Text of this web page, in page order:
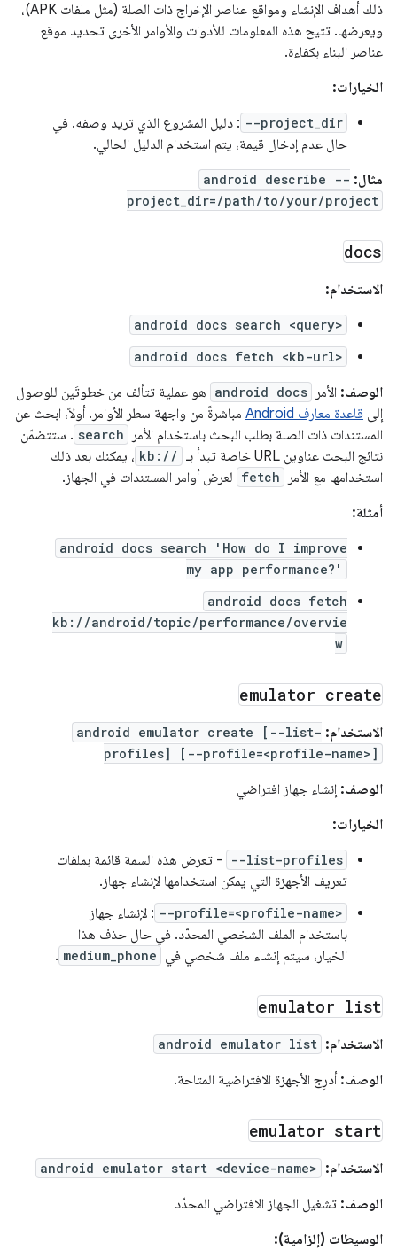
ذلك أهداف الإنشاء ومواقع عناصر الإخراج ذات الصلة (مثل ملفات APK)،
ويعرضها. تتيح هذه المعلومات للأدوات والأوامر الأخرى تحديد موقع
عناصر البناء بكفاءة.
الخيارات:
--project_dir : دليل المشروع الذي تريد وصفه. في
حال عدم إدخال قيمة، يتم استخدام الدليل الحالي.
مثال: android describe --
project_dir=/path/to/your/project
docs
الاستخدام:
android docs search <query>
android docs fetch <kb-url>
الوصف: الأمر android docs هو عملية تتألف من خطوتَين للوصول
إلى قاعدة معارف Android
مباشرةً من واجهة سطر الأوامر. أولاً، ابحث عن
المستندات ذات الصلة بطلب البحث باستخدام الأمر
search . ستتضمّن
نتائج البحث عناوين URL خاصة تبدأ بـ
kb:// ، يمكنك بعد ذلك
استخدامها مع الأمر
fetch لعرض أوامر المستندات في الجهاز.
أمثلة:
android docs search 'How do I improve
my app performance?'
android docs fetch
kb://android/topic/performance/overvie
w
emulator create
الاستخدام: android emulator create [--list-
profiles] [--profile=<profile-name>]
الوصف: إنشاء جهاز افتراضي
الخيارات:
--list-profiles
- تعرض هذه السمة قائمة بملفات
تعريف الأجهزة التي يمكن استخدامها لإنشاء جهاز.
--profile=<profile-name> : لإنشاء جهاز
باستخدام الملف الشخصي المحدّد. في حال حذف هذا
الخيار، سيتم إنشاء ملف شخصي في medium_phone
.
emulator list
الاستخدام: android emulator list
الوصف: أدرِج الأجهزة الافتراضية المتاحة.
emulator start
الاستخدام: android emulator start <device-name>
الوصف: تشغيل الجهاز الافتراضي المحدّد
الوسيطات (إلزامية):